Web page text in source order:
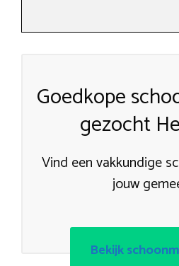
Goedkope
gezocht
Vind een vakkundige
jouw
Bekijk